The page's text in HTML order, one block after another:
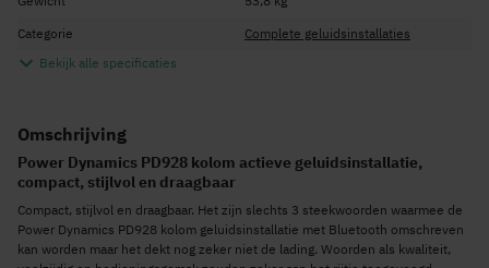
Omschrijving
Power Dynamics PD928 kolom actieve geluidsinstallatie,
compact, stijlvol en draagbaar
Compact, stijlvol en draagbaar. Het zijn slechts 3 steekwoorden waarmee de
Power Dynamics PD928 kolom geluidsinstallatie met Bluetooth omschreven
kan worden maar het dekt nog zeker niet de lading. Woorden als kwaliteit,
Categorie
Complete geluidsinstallaties
Bekijk alle specificaties